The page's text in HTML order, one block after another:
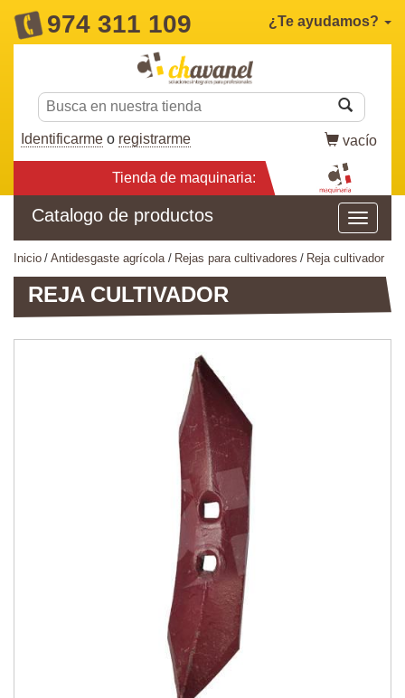
974 311 109 ¿Te ayudamos?
Identificarme o registrarme vacío
Tienda de maquinaria:
Catalogo de productos
inicio antidesgaste agrícola rejas para cultivadores reja cultivador
REJA CULTIVADOR